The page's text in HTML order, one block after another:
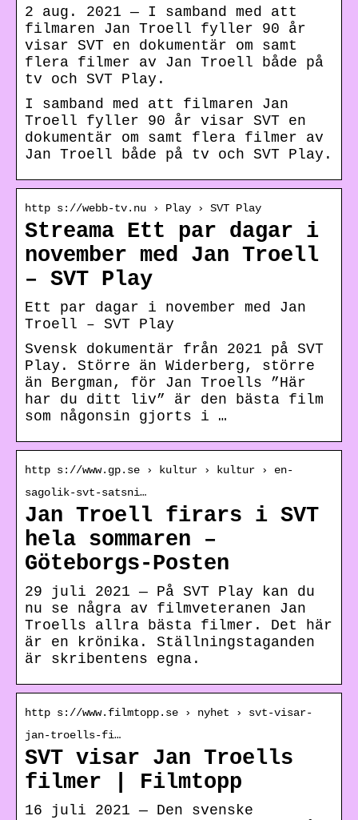
2 aug. 2021 — I samband med att
filmaren Jan Troell fyller 90 år
visar SVT en dokumentär om samt
flera filmer av Jan Troell både på
tv och SVT Play.
I samband med att filmaren Jan
Troell fyller 90 år visar SVT en
dokumentär om samt flera filmer av
Jan Troell både på tv och SVT Play.
http s://webb-tv.nu › Play › SVT Play
Streama Ett par dagar i
november med Jan Troell
– SVT Play
Ett par dagar i november med Jan
Troell – SVT Play
Svensk dokumentär från 2021 på SVT
Play. Större än Widerberg, större
än Bergman, för Jan Troells ”Här
har du ditt liv” är den bästa film
som någonsin gjorts i …
http s://www.gp.se › kultur › kultur › en-
sagolik-svt-satsni…
Jan Troell firars i SVT
hela sommaren –
Göteborgs-Posten
29 juli 2021 — På SVT Play kan du
nu se några av filmveteranen Jan
Troells allra bästa filmer. Det här
är en krönika. Ställningstaganden
är skribentens egna.
http s://www.filmtopp.se › nyhet › svt-visar-
jan-troells-fi…
SVT visar Jan Troells
filmer | Filmtopp
16 juli 2021 — Den svenske